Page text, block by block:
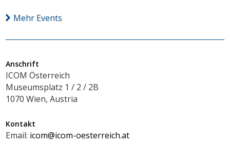
Mehr Events
Anschrift
ICOM Österreich
Museumsplatz 1 / 2 / 2B
1070 Wien, Austria
Kontakt
Email: icom@icom-oesterreich.at